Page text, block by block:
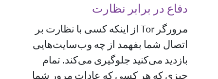
دفاع در برابر نظارت
مرورگر Tor از اینکه کسی با نظارت بر
اتصال شما بفهمد از چه وب‌سایت‌هایی
بازدید می‌کنید جلوگیری می‌کند. تمام
چیزی که هر کسی که عادات مرور شما